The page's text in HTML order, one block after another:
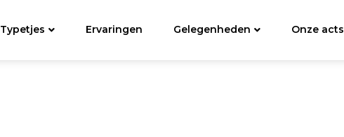
Typetjes Ervaringen Gelegenheden Onze acts